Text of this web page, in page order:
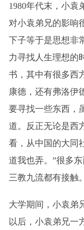
1980年代末，小袁
对小袁弟兄的影响
下子等于是思想非
力寻找人生理想的
书，其中有很多西
康德，还有弗洛伊
要寻找一些东西，
道。反正无论是西
看，从中国的大同
道我也弄。”很多
三教九流都有接触。
大学期间，小袁弟
以后，小袁弟兄一